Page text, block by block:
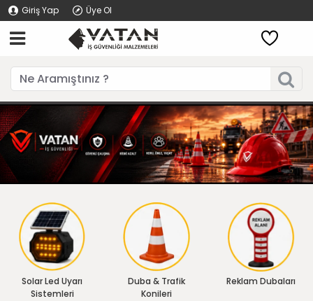
Giriş Yap Üye Ol
Solar Led Uyarı
Sistemleri
Duba & Trafik
Konileri
Reklam Dubaları